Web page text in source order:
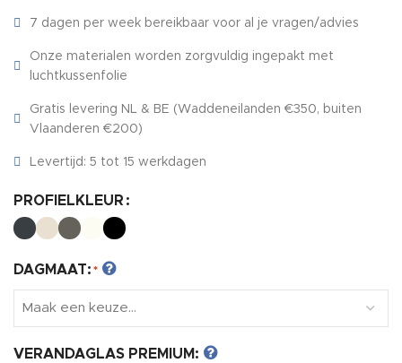
7 dagen per week bereikbaar voor al je vragen/advies
Onze materialen worden zorgvuldig ingepakt met
luchtkussenfolie
Gratis levering NL & BE (Waddeneilanden €350, buiten
Vlaanderen €200)
Levertijd: 5 tot 15 werkdagen
PROFIELKLEUR
DAGMAAT: *
VERANDAGLAS PREMIUM: